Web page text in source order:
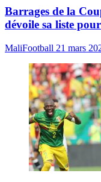
Barrages de la
dévoile sa liste
MaliFootball 21 mars